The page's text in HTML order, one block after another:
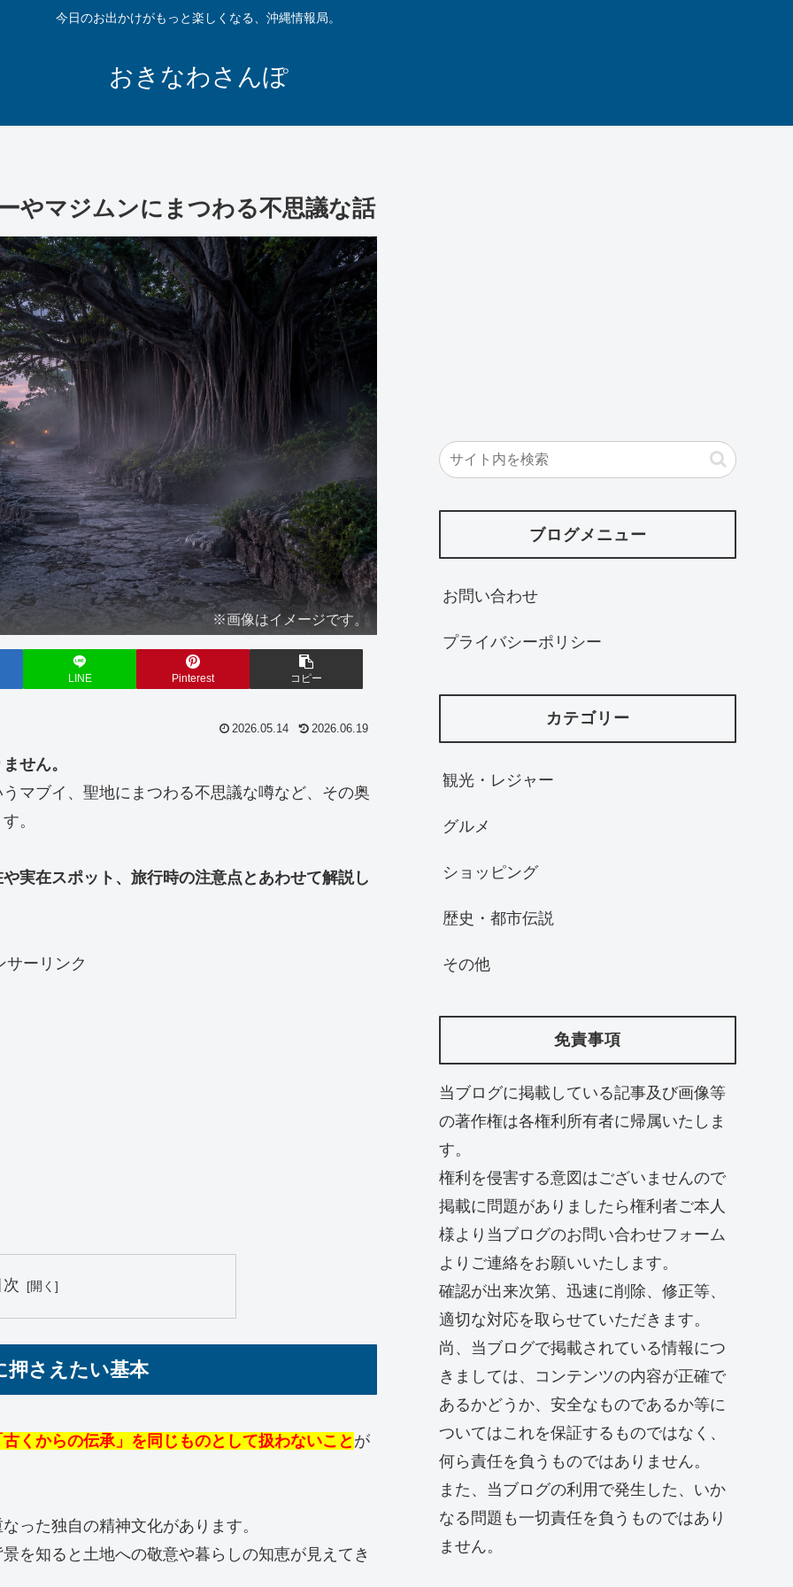
今日のお出かけがもっと楽しくなる、沖縄情報局。
おきなわさんぽ
やマジムンにまつわる不思議な話
※画像はイメージです。
LINE Pinterest コピー
2026.05.14 2026.06.19
せん。
マブイ、聖地にまつわる不思議な噂など、その奥
。
実在スポット、旅行時の注意点とあわせて解説し
サーリンク
押さえたい基本
くからの伝承」を同じものとして扱わないこと が
った独自の精神文化があります。
を知ると土地への敬意や暮らしの知恵が見えてき
ブログメニュー
お問い合わせ
プライバシーポリシー
カテゴリー
観光・レジャー
グルメ
ショッピング
歴史・都市伝説
その他
免責事項
当ブログに掲載している記事及び画像等
の著作権は各権利所有者に帰属いたしま
す。
権利を侵害する意図はございませんので
掲載に問題がありましたら権利者ご本人
様より当ブログのお問い合わせフォーム
よりご連絡をお願いいたします。
確認が出来次第、迅速に削除、修正等、
適切な対応を取らせていただきます。
尚、当ブログで掲載されている情報につ
きましては、コンテンツの内容が正確で
あるかどうか、安全なものであるか等に
ついてはこれを保証するものではなく、
何ら責任を負うものではありません。
また、当ブログの利用で発生した、いか
なる問題も一切責任を負うものではあり
ません。